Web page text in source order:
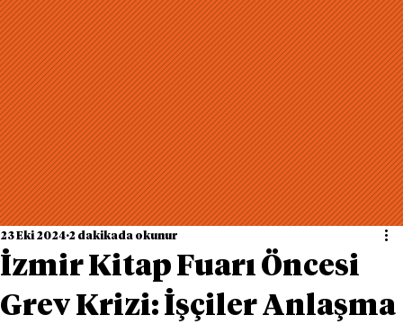
İzmir Kitap Fuarı Öncesi
Grev Krizi: İşçiler Anlaşma
23 Eki 2024 2 dakikada okunur